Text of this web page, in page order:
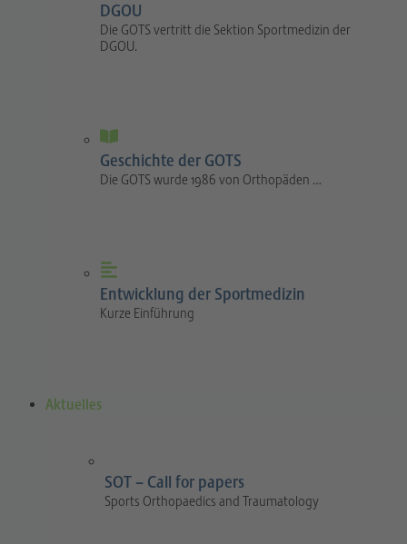
DGOU
Die GOTS vertritt die Sektion Sportmedizin der
DGOU.
Geschichte der GOTS
Die GOTS wurde 1986 von Orthopäden …
Entwicklung der Sportmedizin
Kurze Einführung
Aktuelles
SOT – Call for papers
Sports Orthopaedics and Traumatology